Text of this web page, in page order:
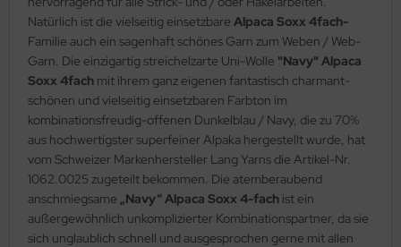
Natürlich ist die vielseitig einsetzbare Alpaca Soxx 4fach-
Familie auch ein sagenhaft schönes Garn zum Weben / Web-
Garn. Die einzigartig streichelzarte Uni-Wolle "Navy" Alpaca
Soxx 4fach mit ihrem ganz eigenen fantastisch charmant-
schönen und vielseitig einsetzbaren Farbton im
kombinationsfreudig-offenen Dunkelblau / Navy, die zu 70%
aus hochwertigster superfeiner Alpaka hergestellt wurde, hat
vom Schweizer Markenhersteller Lang Yarns die Artikel-Nr.
1062.0025 zugeteilt bekommen. Die atemberaubend
anschmiegsame „Navy“ Alpaca Soxx 4-fach ist ein
außergewöhnlich unkomplizierter Kombinationspartner, da sie
sich unglaublich schnell und ausgesprochen gerne mit allen